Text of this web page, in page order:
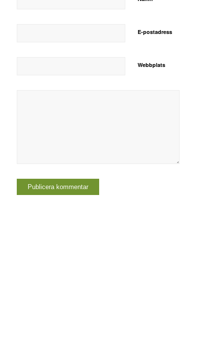
E-postadress
Webbplats